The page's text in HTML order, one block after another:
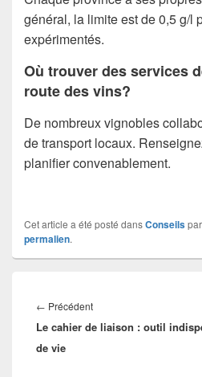
général, la limite est de 0,5 g/l
expérimentés.
Où trouver des services
route des vins?
De nombreux vignobles
de transport locaux.
planifier convenablement.
Cet article a été posté dansConseilspar
permalien.
de
l’article
← PrécédentArticle
précédent :
Le cahier de liaison : outil
de vie